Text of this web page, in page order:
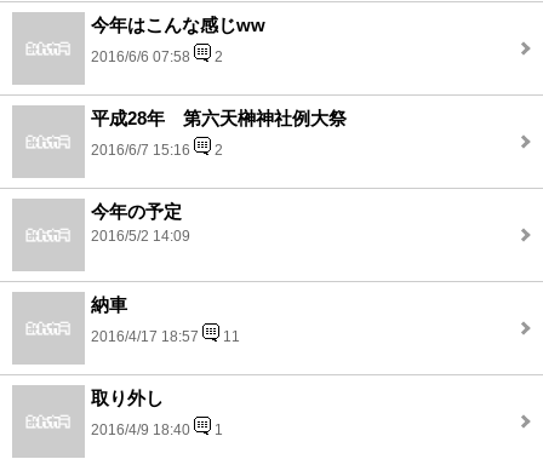
今年はこんな感じww
2016/6/6 07:58 2
平成28年 第六天榊神社例大祭
2016/6/7 15:16 2
今年の予定
2016/5/2 14:09
納車
2016/4/17 18:57 11
取り外し
2016/4/9 18:40 1